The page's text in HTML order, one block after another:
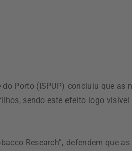
Porto (ISPUP) concluiu que as
sendo este efeito logo
Research”, defendem que